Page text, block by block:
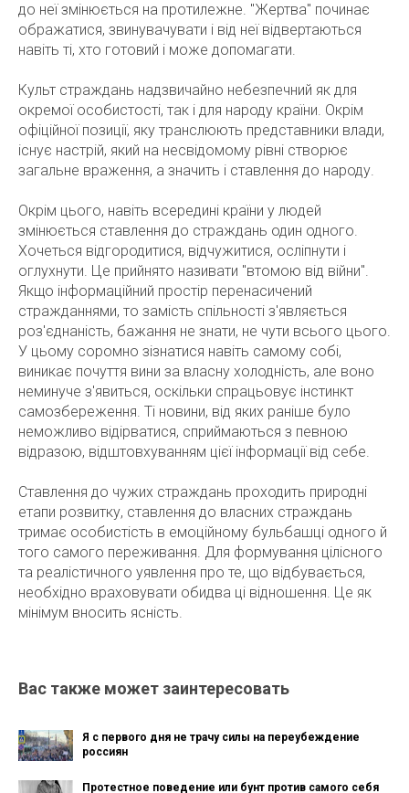
до неї змінюється на протилежне. "Жертва" починає
ображатися, звинувачувати і від неї відвертаються
навіть ті, хто готовий і може допомагати.
Культ страждань надзвичайно небезпечний як для
окремої особистості, так і для народу країни. Окрім
офіційної позиції, яку транслюють представники влади,
існує настрій, який на несвідомому рівні створює
загальне враження, а значить і ставлення до народу.
Окрім цього, навіть всередині країни у людей
змінюється ставлення до страждань один одного.
Хочеться відгородитися, відчужитися, осліпнути і
оглухнути. Це прийнято називати "втомою від війни".
Якщо інформаційний простір перенасичений
стражданнями, то замість спільності з'являється
роз'єднаність, бажання не знати, не чути всього цього.
У цьому соромно зізнатися навіть самому собі,
виникає почуття вини за власну холодність, але воно
неминуче з'явиться, оскільки спрацьовує інстинкт
самозбереження. Ті новини, від яких раніше було
неможливо відірватися, сприймаються з певною
відразою, відштовхуванням цієї інформації від себе.
Ставлення до чужих страждань проходить природні
етапи розвитку, ставлення до власних страждань
тримає особистість в емоційному бульбашці одного й
того самого переживання. Для формування цілісного
та реалістичного уявлення про те, що відбувається,
необхідно враховувати обидва ці відношення. Це як
мінімум вносить ясність.
Вас также может заинтересовать
Я с первого дня не трачу силы на переубеждение
россиян
Протестное поведение или бунт против самого себя